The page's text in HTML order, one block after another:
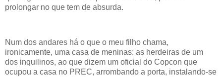
prolongar no que tem de absurda.
Num dos andares há o que o meu filho chama,
ironicamente, uma casa de meninas: as herdeiras de um
dos inquilinos, ao que dizem um oficial do Copcon que
ocupou a casa no PREC, arrombando a porta, instalando-se